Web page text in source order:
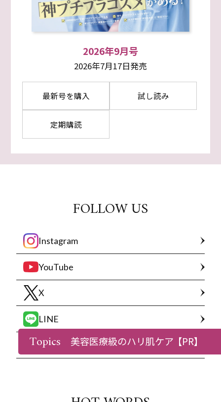
2026年9月号
2026年7月17日発売
最新号を購入 試し読み
定期購読
FOLLOW US
Instagram
YouTube
X
LINE
Facebook
Topics 美容医療級のハリ肌ケア【PR】